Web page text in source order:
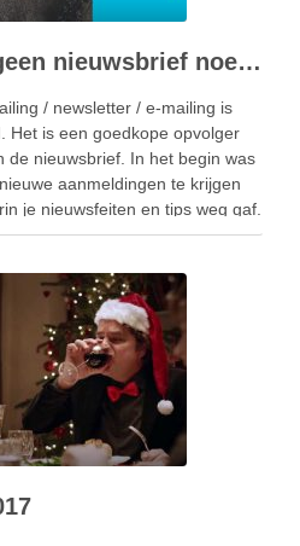
Een nieuwsbrief geen nieuwsbrief noemen – wat dan wel?
/ newsletter / e-mailing is
Het is een goedkope opvolger
de nieuwsbrief. In het begin was
aanmeldingen te krijgen
je nieuwsfeiten en tips weg gaf.